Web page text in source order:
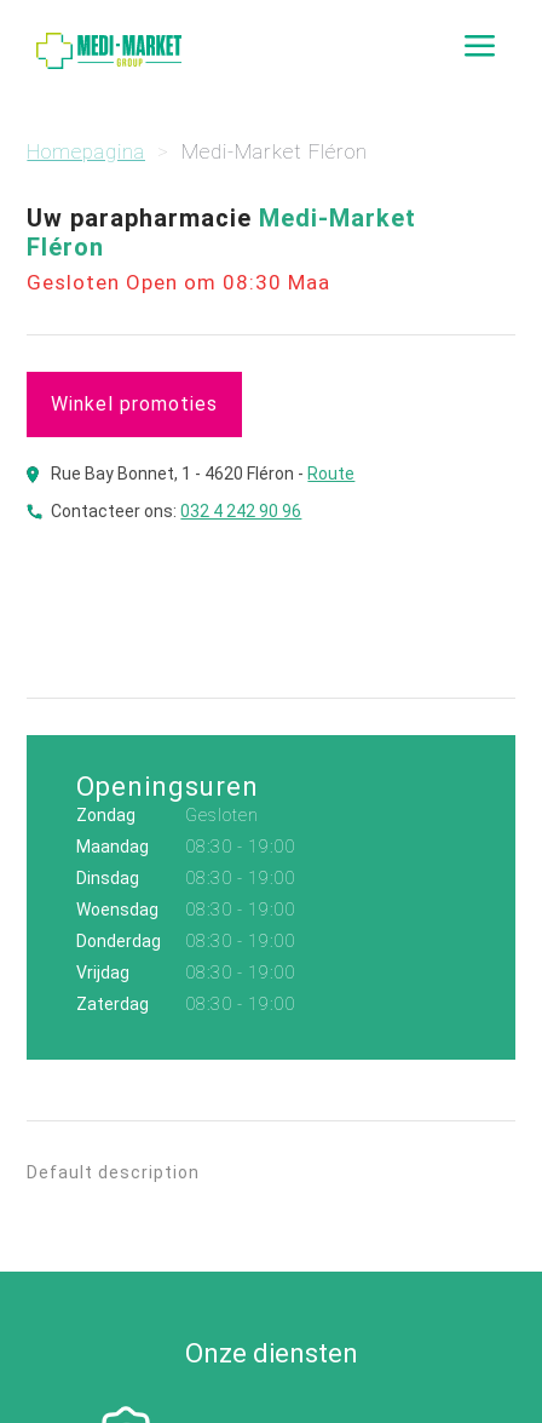
a
Homepagina Medi-Market Fléron
Uw parapharmacie Medi-Market
Fléron
Gesloten Open om 08:30 Maa
Winkel promoties
Rue Bay Bonnet, 1 - 4620 Fléron - Route
Contacteer ons:032 4 242 90 96
Openingsuren
Zondag
Gesloten
Maandag
08:30 - 19:00
Dinsdag
08:30 - 19:00
Woensdag
08:30 - 19:00
Donderdag
08:30 - 19:00
Vrijdag
08:30 - 19:00
Zaterdag
08:30 - 19:00
Default description
Onze diensten